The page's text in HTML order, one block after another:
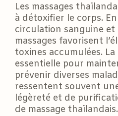
Les massages
à détoxifier le corps.
circulation sanguine et
massages favorisent
toxines accumulées.
essentielle pour
prévenir diverses
ressentent souvent
légèreté et de
de massage thaïlandais.